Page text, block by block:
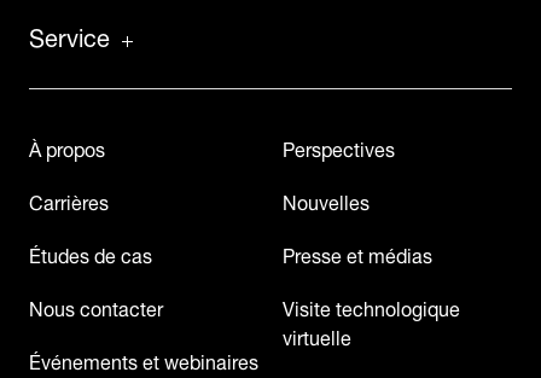
Service
À propos
Carrières
Études de cas
Nous contacter
Événements et webinaires
Perspectives
Nouvelles
Presse et médias
Visite technologique
virtuelle